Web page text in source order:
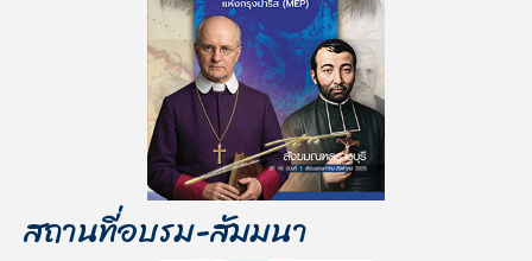
สถานที่อบรม-สัมมนา